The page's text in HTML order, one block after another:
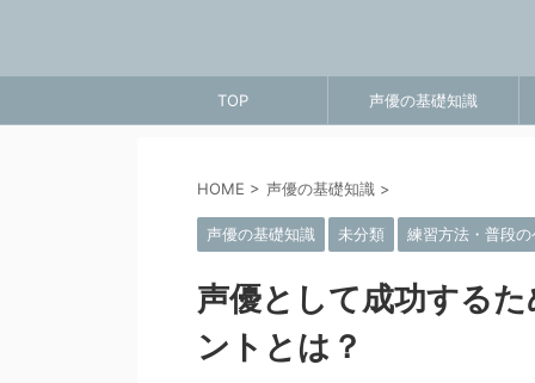
TOP 声優の基礎知識
HOME > 声優の基礎知識 >
声優の基礎知識 未分類 練習方法・普段の
声優として成功する
ントとは？